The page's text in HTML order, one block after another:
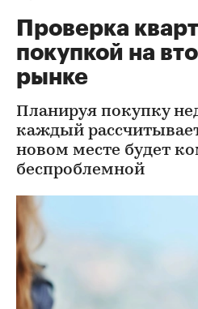
Проверка
покупкой на
рынке
Планируя покупку
каждый
новом месте будет
беспроблемной